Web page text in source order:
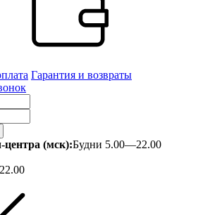
Гарантия и возвраты
(мск):Будни 5.00—22.00